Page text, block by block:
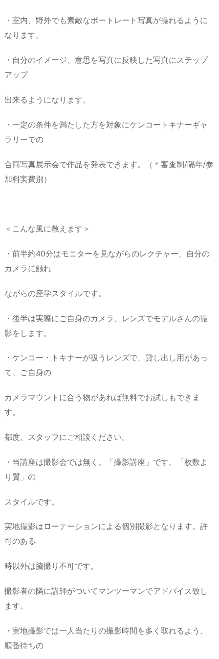
・室内、野外でも素敵なポートレート写真が撮れるように
なります。
・自分のイメージ、意思を写真に反映した写真にステップ
アップ
出来るようになります。
・一定の条件を満たした方を対象にケンコートキナーギャ
ラリーでの
合同写真展示会で作品を発表できます。（＊審査制/隔年/参
加料実費別）
＜こんな風に教えます＞
・前半約40分はモニターを見ながらのレクチャー、自分の
カメラに触れ
ながらの座学スタイルです。
・後半は実際にご自身のカメラ、レンズでモデルさんの撮
影をします。
・ケンコー・トキナーが扱うレンズで、貸し出し用があっ
て、ご自身の
カメラマウントに合う物があれば無料でお試しもできま
す。
都度、スタッフにご相談ください。
・当講座は撮影会では無く、「撮影講座」です。「枚数よ
り質」の
スタイルです。
実地撮影はローテーションによる個別撮影となります。許
可のある
時以外は脇撮り不可です。
撮影者の隣に講師がついてマンツーマンでアドバイス致し
ます。
・実地撮影では一人当たりの撮影時間を多く取れるよう、
順番待ちの